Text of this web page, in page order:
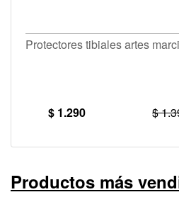
Protectores tibiales artes
$ 1.290 $
Productos más